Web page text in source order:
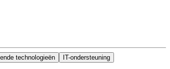
technologieën
IT-ondersteuning